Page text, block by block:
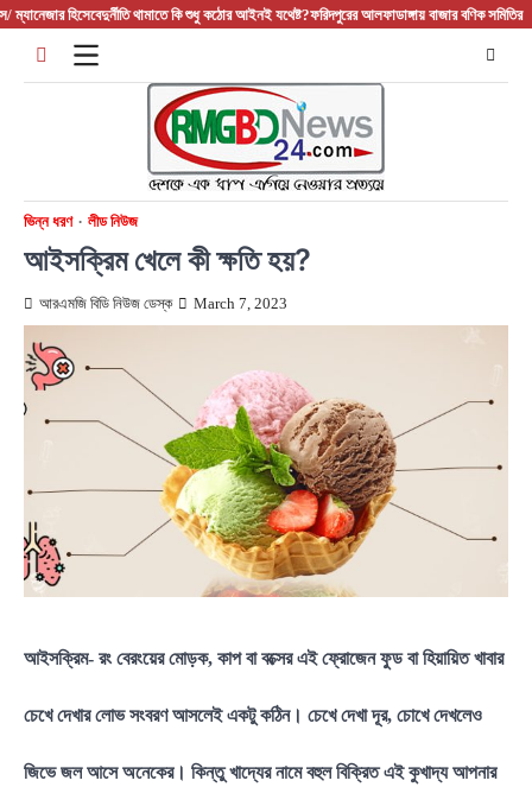
Skipদুর্নীতি থামাতে কি শুধু কঠোর আইনই যথেষ্ট?ফরিদপুরের আলফাডাঙ্গায় বাজার বণিক সমিতির নতুন আহ্বায়ক
ভিন্ন ধরণ লীড নিউজ
আইসক্রিম খেলে কী ক্ষতি হয়?
আরএমজি বিডি নিউজ ডেস্ক March 7, 2023
আইসক্রিম- রং বেরংয়ের মোড়ক, কাপ বা বক্সের এই ফ্রোজেন ফুড বা হিয়ায়িত খাবার
চেখে দেখার লোভ সংবরণ আসলেই একটু কঠিন। চেখে দেখা দূর, চোখে দেখলেও
জিভে জল আসে অনেকের। কিন্তু খাদ্যের নামে বহুল বিক্রিত এই কুখাদ্য আপনার